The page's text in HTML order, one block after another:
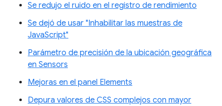
Se redujo el ruido en el registro de rendimiento
Se dejó de usar "Inhabilitar las muestras de
JavaScript"
Parámetro de precisión de la ubicación geográfica
en Sensors
Mejoras en el panel Elements
Depura valores de CSS complejos con mayor